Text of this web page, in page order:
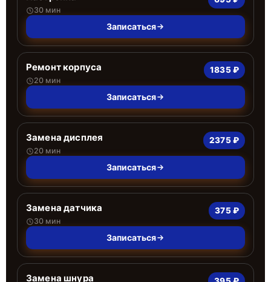
30 мин
Записаться
Ремонт корпуса
20 мин
1835 ₽
Записаться
Замена дисплея
20 мин
2375 ₽
Записаться
Замена датчика
30 мин
375 ₽
Записаться
Замена шнура